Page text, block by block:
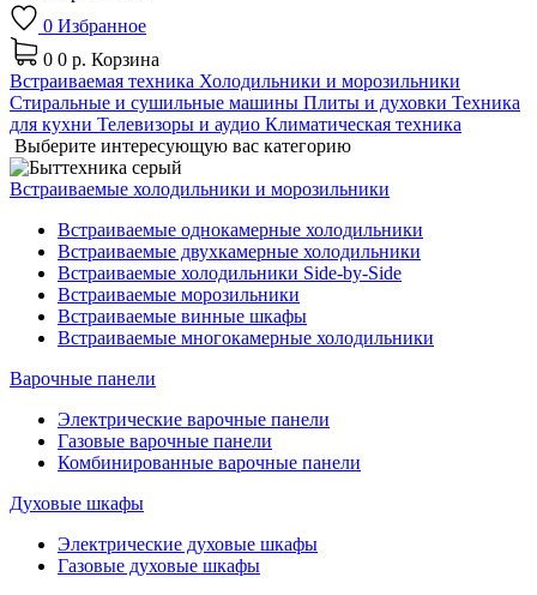
0 Избранное
0 0 р. Корзина
Встраиваемая техника Холодильники и морозильники
Стиральные и сушильные машины Плиты и духовки Техника
для кухни Телевизоры и аудио Климатическая техника
Выберите интересующую вас категорию
Встраиваемые холодильники и морозильники
Встраиваемые однокамерные холодильники
Встраиваемые двухкамерные холодильники
Встраиваемые холодильники Side-by-Side
Встраиваемые морозильники
Встраиваемые винные шкафы
Встраиваемые многокамерные холодильники
Варочные панели
Электрические варочные панели
Газовые варочные панели
Комбинированные варочные панели
Духовые шкафы
Электрические духовые шкафы
Газовые духовые шкафы